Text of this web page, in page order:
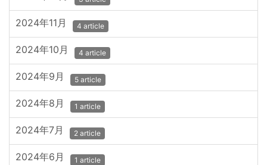
2024年11月 4 article
2024年10月 4 article
2024年9月 5 article
2024年8月 1 article
2024年7月 2 article
2024年6月 1 article